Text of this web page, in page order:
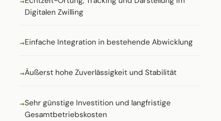
Digitalen Zwilling
Einfache Integration in bestehende Abwicklung
Äußerst hohe Zuverlässigkeit und Stabilität
Sehr günstige Investition und langfristige
Gesamtbetriebskosten